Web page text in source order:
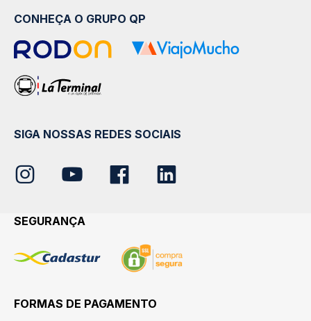
CONHEÇA O GRUPO QP
SIGA NOSSAS REDES SOCIAIS
SEGURANÇA
FORMAS DE PAGAMENTO